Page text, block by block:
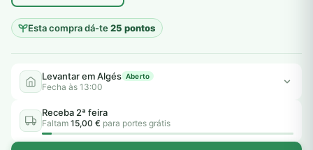
Esta compra dá-te25 pontos
Levantar em Algés Aberto
Fecha às 13:00
Receba 2ª feira
Faltam 15,00 € para portes grátis